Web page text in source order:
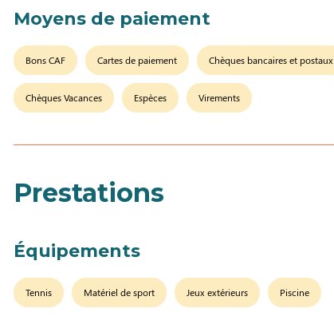
Moyens de paiement
Bons CAF Cartes de paiement Chèques bancaires et postaux
Chèques Vacances Espèces Virements
Prestations
Équipements
Tennis Matériel de sport Jeux extérieurs Piscine